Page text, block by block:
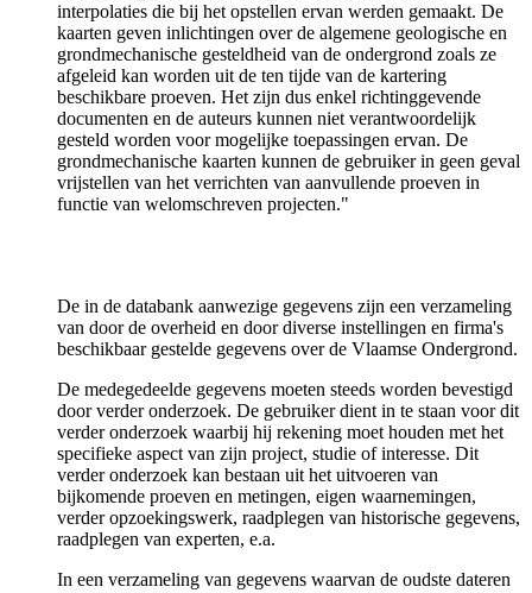
interpolaties die bij het opstellen ervan werden gemaakt. De
kaarten geven inlichtingen over de algemene geologische en
grondmechanische gesteldheid van de ondergrond zoals ze
afgeleid kan worden uit de ten tijde van de kartering
beschikbare proeven. Het zijn dus enkel richtinggevende
documenten en de auteurs kunnen niet verantwoordelijk
gesteld worden voor mogelijke toepassingen ervan. De
grondmechanische kaarten kunnen de gebruiker in geen geval
vrijstellen van het verrichten van aanvullende proeven in
functie van welomschreven projecten."
De in de databank aanwezige gegevens zijn een verzameling
van door de overheid en door diverse instellingen en firma's
beschikbaar gestelde gegevens over de Vlaamse Ondergrond.
De medegedeelde gegevens moeten steeds worden bevestigd
door verder onderzoek. De gebruiker dient in te staan voor dit
verder onderzoek waarbij hij rekening moet houden met het
specifieke aspect van zijn project, studie of interesse. Dit
verder onderzoek kan bestaan uit het uitvoeren van
bijkomende proeven en metingen, eigen waarnemingen,
verder opzoekingswerk, raadplegen van historische gegevens,
raadplegen van experten, e.a.
In een verzameling van gegevens waarvan de oudste dateren